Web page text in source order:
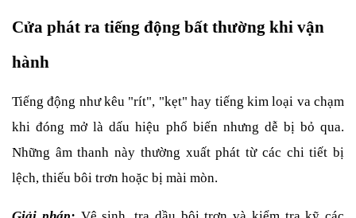
Cửa phát ra tiếng động bất thường khi vận
hành
Tiếng động như kêu "rít", "kẹt" hay tiếng kim loại va chạm
khi đóng mở là dấu hiệu phổ biến nhưng dễ bị bỏ qua.
Những âm thanh này thường xuất phát từ các chi tiết bị
lệch, thiếu bôi trơn hoặc bị mài mòn.